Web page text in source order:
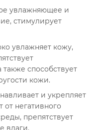
увлажняющее и
стимулирует
увлажняет кожу,
способствует
кожи.
и укрепляет
негативного
препятствует
влаги.